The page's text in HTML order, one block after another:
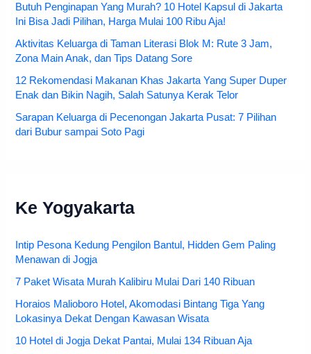
Butuh Penginapan Yang Murah? 10 Hotel Kapsul di Jakarta
Ini Bisa Jadi Pilihan, Harga Mulai 100 Ribu Aja!
Aktivitas Keluarga di Taman Literasi Blok M: Rute 3 Jam,
Zona Main Anak, dan Tips Datang Sore
12 Rekomendasi Makanan Khas Jakarta Yang Super Duper
Enak dan Bikin Nagih, Salah Satunya Kerak Telor
Sarapan Keluarga di Pecenongan Jakarta Pusat: 7 Pilihan
dari Bubur sampai Soto Pagi
Ke Yogyakarta
Intip Pesona Kedung Pengilon Bantul, Hidden Gem Paling
Menawan di Jogja
7 Paket Wisata Murah Kalibiru Mulai Dari 140 Ribuan
Horaios Malioboro Hotel, Akomodasi Bintang Tiga Yang
Lokasinya Dekat Dengan Kawasan Wisata
10 Hotel di Jogja Dekat Pantai, Mulai 134 Ribuan Aja